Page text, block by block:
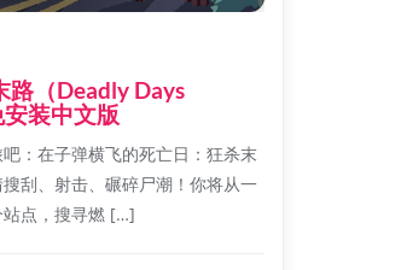
路（Deadly Days
装中文版
：在子弹横飞的死亡日：狂杀末
刮、射击、碾碎尸潮！你将从一
点，搜寻燃 […]